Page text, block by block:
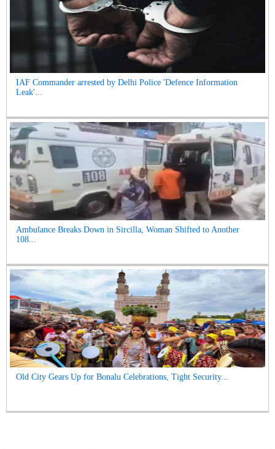
IAF Commander arrested by Delhi Police 'Defence Information
Leak'...
Ambulance Breaks Down in Sircilla, Woman Shifted to Another
108...
Old City Gears Up for Bonalu Celebrations, Tight Security...